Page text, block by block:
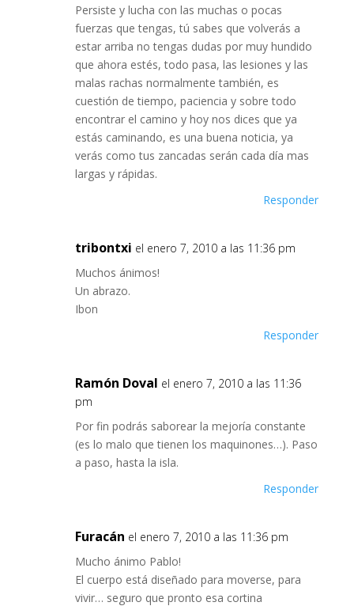
Persiste y lucha con las muchas o pocas
fuerzas que tengas, tú sabes que volverás a
estar arriba no tengas dudas por muy hundido
que ahora estés, todo pasa, las lesiones y las
malas rachas normalmente también, es
cuestión de tiempo, paciencia y sobre todo
encontrar el camino y hoy nos dices que ya
estás caminando, es una buena noticia, ya
verás como tus zancadas serán cada día mas
largas y rápidas.
Responder
tribontxi el enero 7, 2010 a las 11:36 pm
Muchos ánimos!
Un abrazo.
Ibon
Responder
Ramón Doval el enero 7, 2010 a las 11:36
pm
Por fin podrás saborear la mejoría constante
(es lo malo que tienen los maquinones…). Paso
a paso, hasta la isla.
Responder
Furacán el enero 7, 2010 a las 11:36 pm
Mucho ánimo Pablo!
El cuerpo está diseñado para moverse, para
vivir… seguro que pronto esa cortina